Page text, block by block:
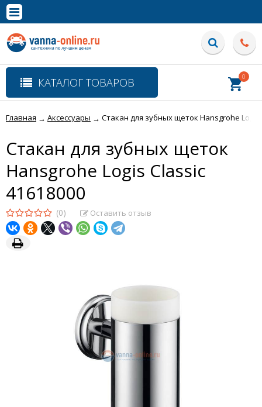
Полная версия сайта
КАТАЛОГ ТОВАРОВ 0
Главная → Аксессуары → Стакан для зубных щеток Hansgrohe Logis
Стакан для зубных щеток
Hansgrohe Logis Classic
41618000
(0) Оставить отзыв